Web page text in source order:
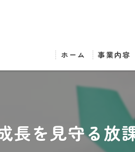
ホーム 事業内容
長を見守る放